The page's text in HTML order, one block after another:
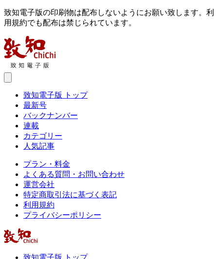
致知電子版の印刷物は配布しないようにお願い致します。利
用規約でも配布は禁じられています。
致知電子版 トップ
最新号
バックナンバー
連載
カテゴリー
人気記事
プラン・料金
よくある質問・お問い合わせ
運営会社
特定商取引法に基づく表記
利用規約
プライバシーポリシー
致知電子版 トップ